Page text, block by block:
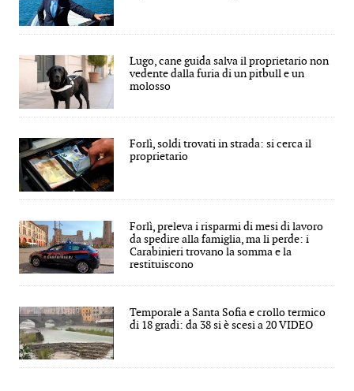
Lugo, cane guida salva il proprietario non
vedente dalla furia di un pitbull e un
molosso
Forlì, soldi trovati in strada: si cerca il
proprietario
Forlì, preleva i risparmi di mesi di lavoro
da spedire alla famiglia, ma li perde: i
Carabinieri trovano la somma e la
restituiscono
Temporale a Santa Sofia e crollo termico
di 18 gradi: da 38 si è scesi a 20 VIDEO